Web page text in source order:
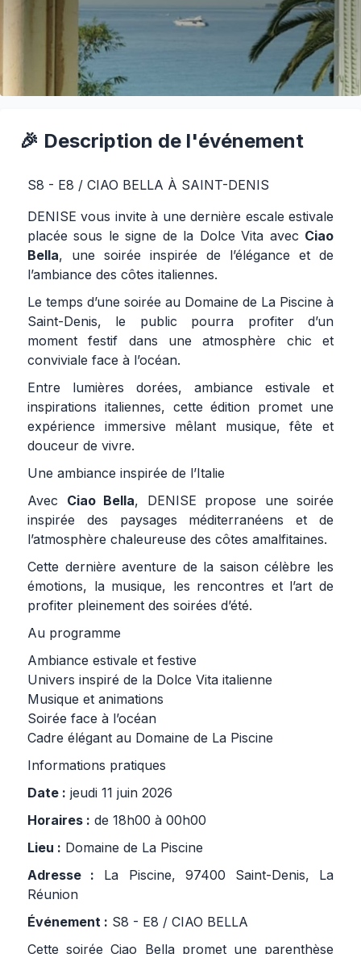
🎉 Description de l'événement
S8 - E8 / CIAO BELLA À SAINT-DENIS
DENISE vous invite à une dernière escale estivale
placée sous le signe de la Dolce Vita avec Ciao
Bella, une soirée inspirée de l’élégance et de
l’ambiance des côtes italiennes.
Le temps d’une soirée au Domaine de La Piscine à
Saint-Denis, le public pourra profiter d’un
moment festif dans une atmosphère chic et
conviviale face à l’océan.
Entre lumières dorées, ambiance estivale et
inspirations italiennes, cette édition promet une
expérience immersive mêlant musique, fête et
douceur de vivre.
Une ambiance inspirée de l’Italie
Avec Ciao Bella, DENISE propose une soirée
inspirée des paysages méditerranéens et de
l’atmosphère chaleureuse des côtes amalfitaines.
Cette dernière aventure de la saison célèbre les
émotions, la musique, les rencontres et l’art de
profiter pleinement des soirées d’été.
Au programme
Ambiance estivale et festive
Univers inspiré de la Dolce Vita italienne
Musique et animations
Soirée face à l’océan
Cadre élégant au Domaine de La Piscine
Informations pratiques
Date : jeudi 11 juin 2026
Horaires : de 18h00 à 00h00
Lieu : Domaine de La Piscine
Adresse : La Piscine, 97400 Saint-Denis, La
Réunion
Événement : S8 - E8 / CIAO BELLA
Cette soirée Ciao Bella promet une parenthèse